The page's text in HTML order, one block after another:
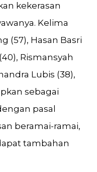
kekerasan
Kelima
(57), Hasan Basri
Rismansyah
Lubis (38),
sebagai
pasal
beramai-ramai,
tambahan